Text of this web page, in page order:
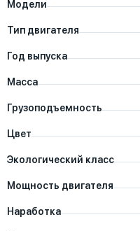
Модели
Тип двигателя
Год выпуска
Масса
Грузоподъемность
Цвет
Экологический класс
Мощность двигателя
Наработка